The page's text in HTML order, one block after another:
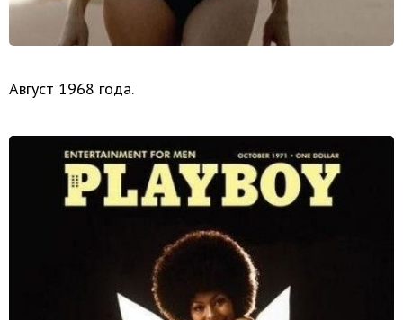
Август 1968 года.